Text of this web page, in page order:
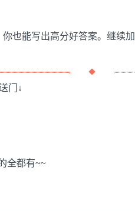
也能写出高分好答案。继续
门↓
全都有~~